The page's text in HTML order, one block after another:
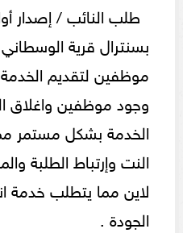
طلب النائب / إصدار
بسنترال قرية
موظفين لتقديم
وجود موظفين واغلاق
الخدمة بشكل مستمر
النت وإرتباط الطلبة
لاين مما يتطلب خدمة
الجودة .